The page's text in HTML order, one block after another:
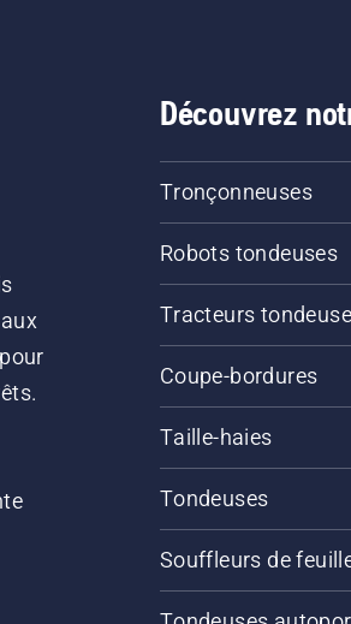
Découvrez
Tronçonneuses
Robots tondeuses
Tracteurs
Coupe-bordures
Taille-haies
Tondeuses
Souffleurs de